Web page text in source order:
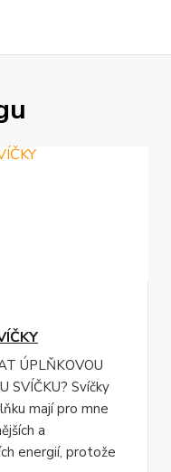
ÚPLŇKOVOU
SVÍČKU? Svíčky
mají pro mne
a
energií, protože